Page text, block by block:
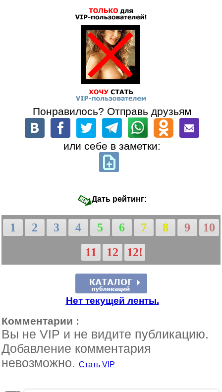
Понравилось? Отправь друзьям
или себе в заметки:
Дать рейтинг:
1 2 3 4 5 6 7 8 9
10
11
12 12!
Нет текущей ленты.
Комментарии :
Вы не VIP и не видите публикацию.
Добавление комментария
невозможно. Стать VIP